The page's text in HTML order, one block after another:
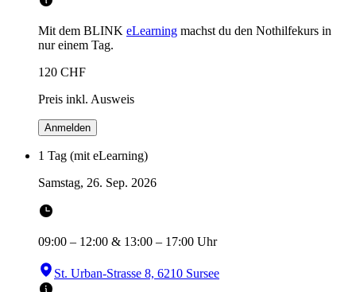
Mit dem BLINK eLearning machst du den Nothilfekurs in
nur einem Tag.
120 CHF
Preis inkl. Ausweis
Anmelden
1 Tag (mit eLearning)
Samstag, 26. Sep. 2026
09:00 – 12:00 & 13:00 – 17:00 Uhr
St. Urban-Strasse 8, 6210 Sursee